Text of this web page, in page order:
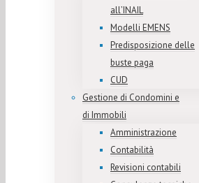
all’INAIL
Modelli EMENS
Predisposizione delle
buste paga
CUD
Gestione di Condomini e
di Immobili
Amministrazione
Contabilità
Revisioni contabili